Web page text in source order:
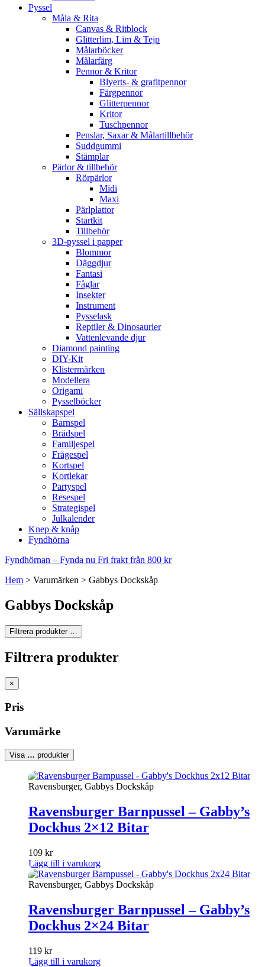
Pyssel
Måla & Rita
Canvas & Ritblock
Glitterlim, Lim & Tejp
Målarböcker
Målarfärg
Pennor & Kritor
Blyerts- & grafitpennor
Färgpennor
Glitterpennor
Kritor
Tuschpennor
Penslar, Saxar & Målartillbehör
Suddgummi
Stämplar
Pärlor & tillbehör
Rörpärlor
Midi
Maxi
Pärlplattor
Startkit
Tillbehör
3D-pyssel i papper
Blommor
Däggdjur
Fantasi
Fåglar
Insekter
Instrument
Pysselask
Reptiler & Dinosaurier
Vattenlevande djur
Diamond painting
DIY-Kit
Klistermärken
Modellera
Origami
Pysselböcker
Sällskapspel
Barnspel
Brädspel
Familjespel
Frågespel
Kortspel
Kortlekar
Partyspel
Resespel
Strategispel
Julkalender
Knep & knåp
Fyndhörna
Fyndhörnan – Fynda nu Fri frakt från 800 kr
Hem > Varumärken > Gabbys Dockskåp
Gabbys Dockskåp
Filtrera produkter …
Filtrera produkter
×
Pris
Varumärke
Visa … produkter
Ravensburger, Gabbys Dockskåp
Ravensburger Barnpussel – Gabby’s
Dockhus 2×12 Bitar
109 kr
Lägg till i varukorg
Ravensburger, Gabbys Dockskåp
Ravensburger Barnpussel – Gabby’s
Dockhus 2×24 Bitar
119 kr
Lägg till i varukorg